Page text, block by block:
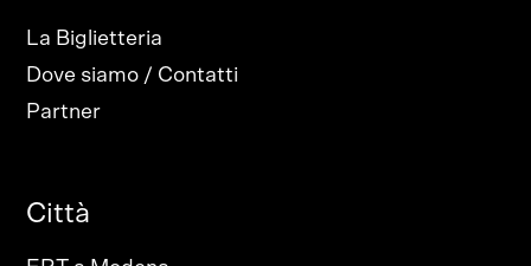
La Biglietteria
Dove siamo / Contatti
Partner
Città